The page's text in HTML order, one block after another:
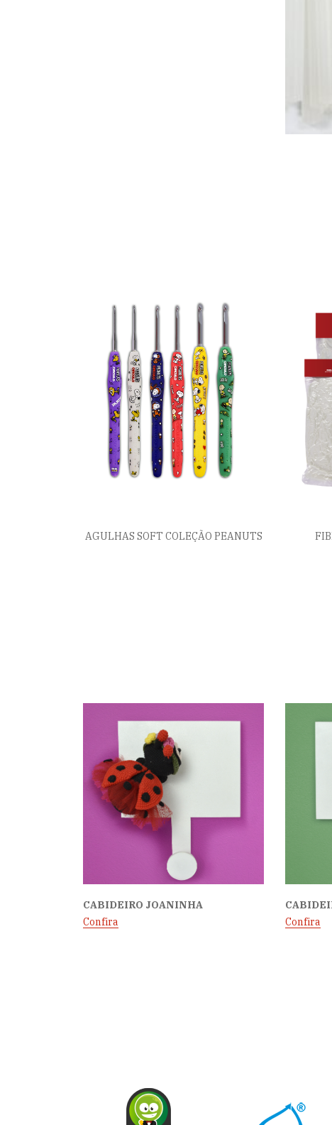
AGULHAS SOFT COLEÇÃO PEANUTS
CABIDEIRO JOANINHA
Confira
Confira